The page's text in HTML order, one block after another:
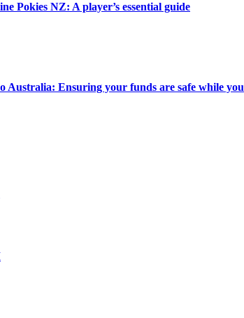
Pokies NZ: A player’s essential guide
Australia: Ensuring your funds are safe while you